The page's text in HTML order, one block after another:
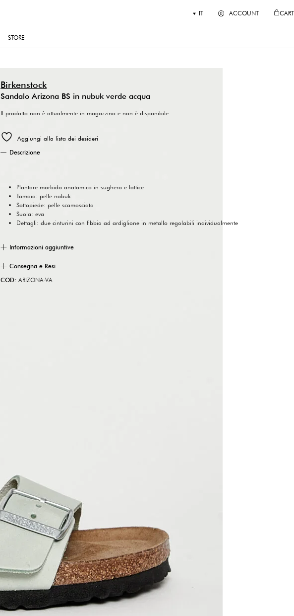
IT ACCOUNT CART
STORE
Birkenstock
Sandalo Arizona BS in nubuk verde acqua
Il prodotto non è attualmente in magazzino e non è disponibile.
Aggiungi alla lista dei desideri
COD: ARIZONA-VA
Descrizione
Plantare morbido anatomico in sughero e lattice
Tomaia: pelle nabuk
Sottopiede: pelle scamosciata
Suola: eva
Dettagli: due cinturini con fibbia ad ardiglione in metallo regolabili individualmente
Informazioni aggiuntive
Consegna e Resi